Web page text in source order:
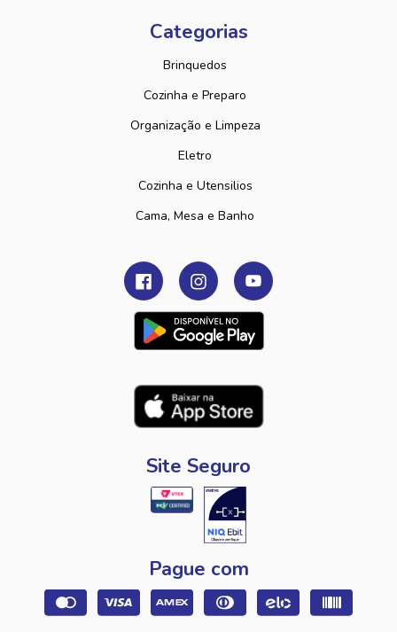
Categorias
Brinquedos
Cozinha e Preparo
Organização e Limpeza
Eletro
Cozinha e Utensilios
Cama, Mesa e Banho
Site Seguro
Pague com